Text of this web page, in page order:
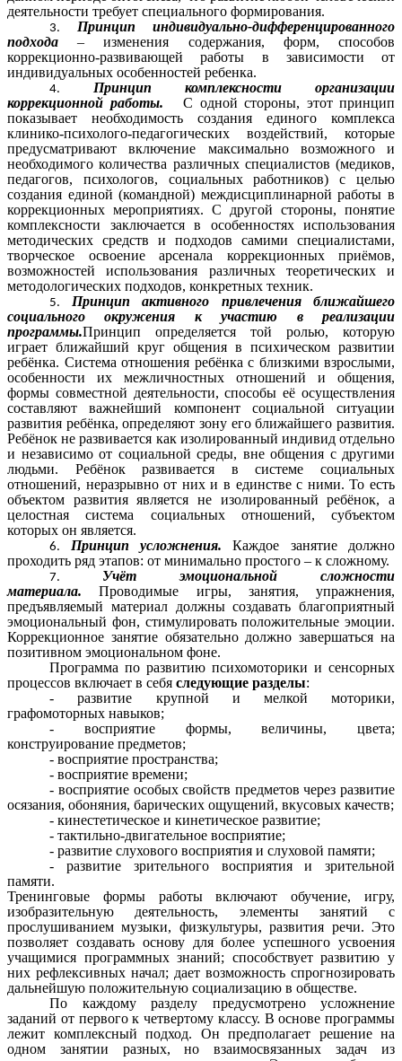
деятельности требует специального формирования.
Принцип индивидуально-дифференцированного
подхода – изменения содержания, форм, способов
коррекционно-развивающей работы в зависимости от
индивидуальных особенностей ребенка.
Принцип комплексности организации
коррекционной работы. С одной стороны, этот принцип
показывает необходимость создания единого комплекса
клинико-психолого-педагогических воздействий, которые
предусматривают включение максимально возможного и
необходимого количества различных специалистов (медиков,
педагогов, психологов, социальных работников) с целью
создания единой (командной) междисциплинарной работы в
коррекционных мероприятиях. С другой стороны, понятие
комплексности заключается в особенностях использования
методических средств и подходов самими специалистами,
творческое освоение арсенала коррекционных приёмов,
возможностей использования различных теоретических и
методологических подходов, конкретных техник.
Принцип активного привлечения ближайшего
социального окружения к участию в реализации
программы.Принцип определяется той ролью, которую
играет ближайший круг общения в психическом развитии
ребёнка. Система отношения ребёнка с близкими взрослыми,
особенности их межличностных отношений и общения,
формы совместной деятельности, способы её осуществления
составляют важнейший компонент социальной ситуации
развития ребёнка, определяют зону его ближайшего развития.
Ребёнок не развивается как изолированный индивид отдельно
и независимо от социальной среды, вне общения с другими
людьми. Ребёнок развивается в системе социальных
отношений, неразрывно от них и в единстве с ними. То есть
объектом развития является не изолированный ребёнок, а
целостная система социальных отношений, субъектом
которых он является.
Принцип усложнения. Каждое занятие должно
проходить ряд этапов: от минимально простого – к сложному.
Учёт эмоциональной сложности
материала. Проводимые игры, занятия, упражнения,
предъявляемый материал должны создавать благоприятный
эмоциональный фон, стимулировать положительные эмоции.
Коррекционное занятие обязательно должно завершаться на
позитивном эмоциональном фоне.
Программа по развитию психомоторики и сенсорных
процессов включает в себя следующие разделы:
- развитие крупной и мелкой моторики,
графомоторных навыков;
- восприятие формы, величины, цвета;
конструирование предметов;
- восприятие пространства;
- восприятие времени;
- восприятие особых свойств предметов через развитие
осязания, обоняния, барических ощущений, вкусовых качеств;
- кинестетическое и кинетическое развитие;
- тактильно-двигательное восприятие;
- развитие слухового восприятия и слуховой памяти;
- развитие зрительного восприятия и зрительной
памяти.
Тренинговые формы работы включают обучение, игру,
изобразительную деятельность, элементы занятий с
прослушиванием музыки, физкультуры, развития речи. Это
позволяет создавать основу для более успешного усвоения
учащимися программных знаний; способствует развитию у
них рефлексивных начал; дает возможность спрогнозировать
дальнейшую положительную социализацию в обществе.
По каждому разделу предусмотрено усложнение
заданий от первого к четвертому классу. В основе программы
лежит комплексный подход. Он предполагает решение на
одном занятии разных, но взаимосвязанных задач из